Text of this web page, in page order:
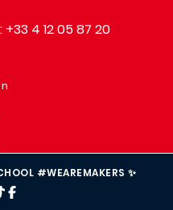
4 12 05 87 20
#WEAREMAKERS ✨